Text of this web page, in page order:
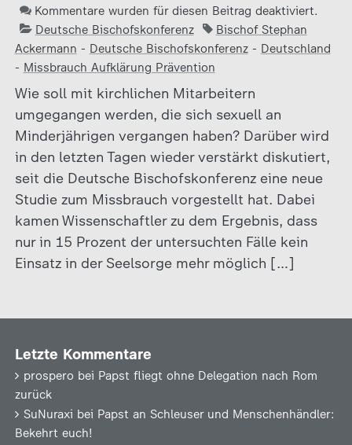
Kommentare wurden für diesen Beitrag deaktiviert.
Deutsche Bischofskonferenz
Bischof Stephan
Ackermann - Deutsche Bischofskonferenz- Deutschland
- Missbrauch Aufklärung Prävention
Wie soll mit kirchlichen Mitarbeitern
umgegangen werden, die sich sexuell an
Minderjährigen vergangen haben? Darüber wird
in den letzten Tagen wieder verstärkt diskutiert,
seit die Deutsche Bischofskonferenz eine neue
Studie zum Missbrauch vorgestellt hat. Dabei
kamen Wissenschaftler zu dem Ergebnis, dass
nur in 15 Prozent der untersuchten Fälle kein
Einsatz in der Seelsorge mehr möglich […]
Letzte Kommentare
prospero bei Papst fliegt ohne Delegation nach Rom
zurück
SuNuraxi bei Papst an Schleuser und Menschenhändler:
Bekehrt euch!